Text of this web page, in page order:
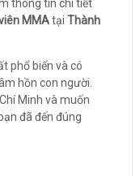
thông tin chi tiết
MMAtại Thành
phổ biến và có
hồn con người.
Minh và muốn
đã đến đúng